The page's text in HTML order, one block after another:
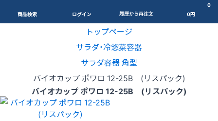
商品検索 ログイン 履歴から再注文
0
0円
トップページ
サラダ・冷惣菜容器
サラダ容器 角型
バイオカップ ポワロ 12-25B (リスパック)
バイオカップ ポワロ 12-25B (リスパック)